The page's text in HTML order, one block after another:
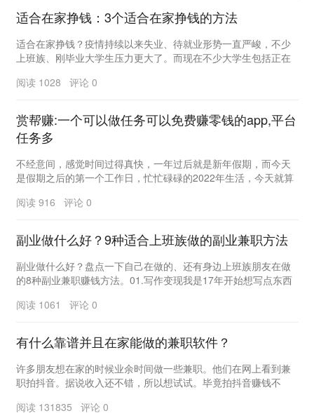
适合在家挣钱：3个适合在家挣钱的方法
适合在家挣钱？疫情持续以来失业、待就业形势一直严峻，不少
上班族、刚毕业大学生压力更大了。而现在不少大学生包括正在
阅读 1028 评论 0
赏帮赚:一个可以做任务可以免费赚零钱的app,平台
任务多
不经意间，感觉时间过得真快，一年过后就是新年假期，而今天
是假期之后的第一个工作日，忙忙碌碌的2022年生活，今天就算
阅读 916 评论 0
副业做什么好？9种适合上班族做的副业兼职方法
副业做什么好？盘点一下自己在做的、还有身边上班族朋友在做
的8种副业兼职赚钱方法。01.写作变现我是17年开始想写点东西
阅读 1061 评论 0
有什么靠谱并且在家能做的兼职软件？
许多朋友想在家的时候业余时间做一些兼职。他们在网上看到兼
职拍抖音。据说收入还不错，所以想试试。毕竟拍抖音赚钱不
阅读 131835 评论 0